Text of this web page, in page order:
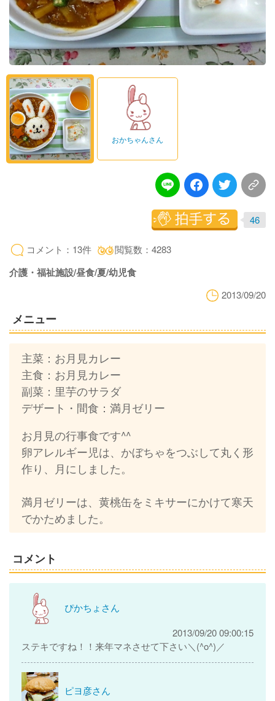
おかちゃんさん
46
コメント：13件 閲覧数：4283
介護・福祉施設/昼食/夏/幼児食
2013/09/20
メニュー
主菜：お月見カレー
主食：お月見カレー
副菜：里芋のサラダ
デザート・間食：満月ゼリー
お月見の行事食です^^
卵アレルギー児は、かぼちゃをつぶして丸く形
作り、月にしました。
満月ゼリーは、黄桃缶をミキサーにかけて寒天
でかためました。
コメント
ぴかちょさん
2013/09/20 09:00:15
ステキですね！！来年マネさせて下さい＼(^o^)／
ピヨ彦さん